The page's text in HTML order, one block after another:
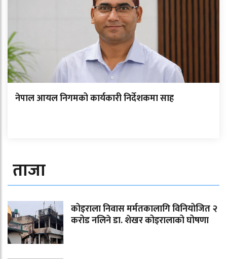
नेपाल आयल निगमको कार्यकारी निर्देशकमा साह
ताजा
कोइराला निवास मर्मतकालागि विनियोजित २
करोड नलिने डा. शेखर कोइरालाको घोषणा